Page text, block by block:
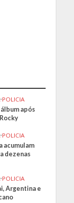
•POLICIA
após
•POLICIA
acumulam
dezenas
•POLICIA
Argentina e